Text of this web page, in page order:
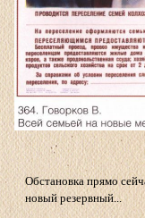
Обстановка прямо
новый резервный...